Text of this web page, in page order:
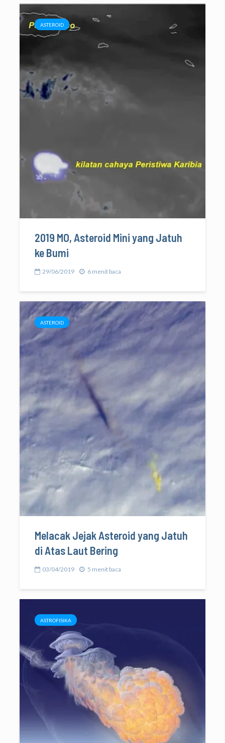
ASTEROID
2019 MO, Asteroid Mini yang Jatuh
ke Bumi
29/06/2019 6 menit baca
ASTEROID
Melacak Jejak Asteroid yang Jatuh
di Atas Laut Bering
03/04/2019 5 menit baca
ASTROFISIKA